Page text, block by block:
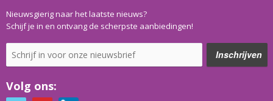
Nieuwsgierig naar het laatste nieuws?
Schijf je in en ontvang de scherpste aanbiedingen!
Volg ons: